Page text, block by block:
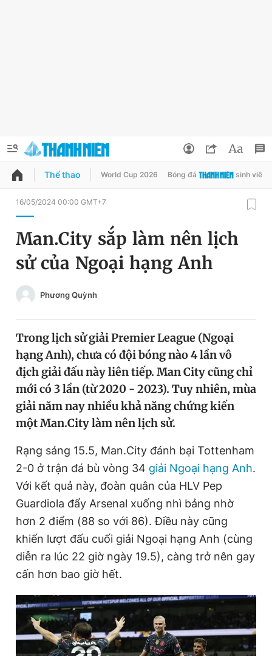
QUẢNG CÁO ĐẶT BÁO
Chuyên mục
Chuyên mục khác
Tin thị trường Tin 360
Video Magazine
Tiện ích Bạn cần biết
Thông tin tòa soạn Liên hệ quảng cáo
Đổi mật khẩu
Tin đã lưu
Tin đã xem
Đăng xuất
Thể thao World Cup 2026 Bóng đá sinh viên
16/05/2024 00:00 GMT+7
Man.City sắp làm nên lịch
sử của Ngoại hạng Anh
Phương Quỳnh
Trong lịch sử giải Premier League (Ngoại
hạng Anh), chưa có đội bóng nào 4 lần vô
địch giải đấu này liên tiếp. Man City cũng chỉ
mới có 3 lần (từ 2020 - 2023). Tuy nhiên, mùa
giải năm nay nhiều khả năng chứng kiến
một Man.City làm nên lịch sử.
Rạng sáng 15.5, Man.City đánh bại Tottenham
2-0 ở trận đá bù vòng 34 giải Ngoại hạng Anh.
Với kết quả này, đoàn quân của HLV Pep
Guardiola đẩy Arsenal xuống nhì bảng nhờ
hơn 2 điểm (88 so với 86). Điều này cũng
khiến lượt đấu cuối giải Ngoại hạng Anh (cùng
diễn ra lúc 22 giờ ngày 19.5), càng trở nên gay
cấn hơn bao giờ hết.